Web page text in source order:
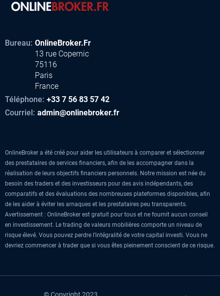
Bureau: OnlineBroker.Fr
13 rue Copernic
75116
Paris
France
Téléphone: +33 7 56 83 57 42
Courriel: admin@onlinebroker.fr
OnlineBroker a été créé pour aider les utilisateurs à comparer et sélectionner
des prestataires de services financiers, afin de les accompagner dans la
réalisation de leurs objectifs financiers personnels. Notre mission est née du
besoin des traders et des investisseurs pour des avis indépendants, des
comparatifs et des évaluations des nombreuses plateformes disponibles, afin
de les aider à éviter les arnaques et les prestataires peu transparents.
Avertissement : OnlineBroker est gratuit pour tous et ne fournit aucun conseil
en investissement. Le trading de valeurs mobilières comporte un niveau de
risque élevé. Vous pouvez perdre l’intégralité de votre capital investi. Vous ne
devriez commencer à trader que si vous êtes pleinement conscient de ce risque.